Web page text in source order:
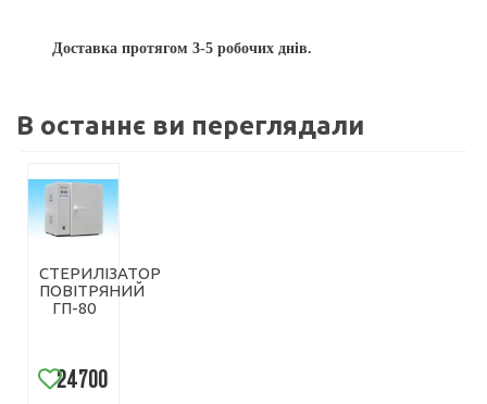
Доставка протягом 3-5 робочих днів.
В останнє ви переглядали
СТЕРИЛІЗАТОР
ПОВІТРЯНИЙ
ГП-80
24700